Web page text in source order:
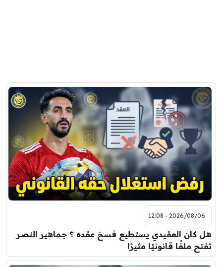
2026/08/06 - 12:08
هل كان العقيدي يستطيع فسخ عقده ؟ جماهير النصر
تفتح ملفًا قانونيًا مثيرًا